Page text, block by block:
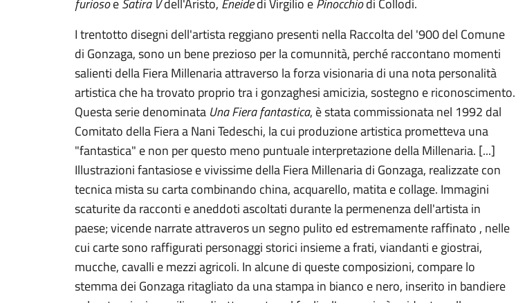
furiosoeSatira Vdell'Aristo, Eneidedi Virgilio ePinocchiodi Collodi.
I trentotto disegni dell'artista reggiano presenti nella Raccolta del '900 del Comune
di Gonzaga, sono un bene prezioso per la comunnità, perché raccontano momenti
salienti della Fiera Millenaria attraverso la forza visionaria di una nota personalità
artistica che ha trovato proprio tra i gonzaghesi amicizia, sostegno e riconoscimento.
Questa serie denominata Una Fiera fantastica, è stata commissionata nel 1992 dal
Comitato della Fiera a Nani Tedeschi, la cui produzione artistica prometteva una
"fantastica" e non per questo meno puntuale interpretazione della Millenaria. [...]
Illustrazioni fantasiose e vivissime della Fiera Millenaria di Gonzaga, realizzate con
tecnica mista su carta combinando china, acquarello, matita e collage. Immagini
scaturite da racconti e aneddoti ascoltati durante la permenenza dell'artista in
paese; vicende narrate attraveros un segno pulito ed estremamente raffinato , nelle
cui carte sono raffigurati personaggi storici insieme a frati, viandanti e giostrai,
mucche, cavalli e mezzi agricoli. In alcune di queste composizioni, compare lo
stemma dei Gonzaga ritagliato da una stampa in bianco e nero, inserito in bandiere